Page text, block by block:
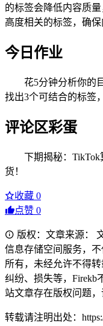
的标签会降低内容质
高度相关的标签，确保
今日作业
花5分钟分析你的
找出3个可结合的标签
评论区彩蛋
下期揭秘：
货！
收藏 0
点赞 0
版权：文章来源：
信息存储空间服务，
所有，未经允许不得
纠纷、损失等，Firekb
站文章存在版权问题，
转载请注明出处：